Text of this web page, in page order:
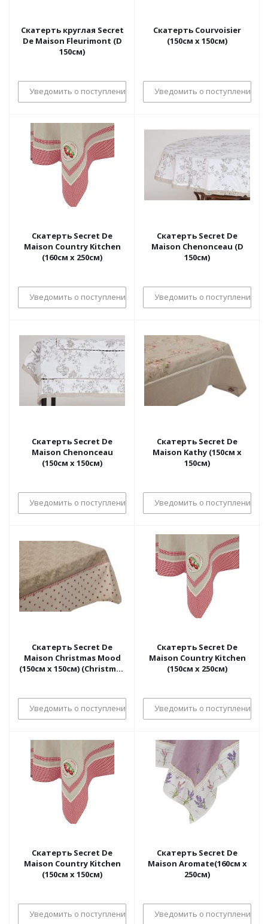
Скатерть круглая Secret
De Maison Fleurimont (D
150см)
Уведомить о поступлении
Скатерть Courvoisier
(150см х 150см)
Уведомить о поступлении
Скатерть Secret De
Maison Country Kitchen
(160см х 250см)
Уведомить о поступлении
Скатерть Secret De
Maison Chenonceau (D
150см)
Уведомить о поступлении
Скатерть Secret De
Maison Chenonceau
(150см х 150см)
Уведомить о поступлении
Скатерть Secret De
Maison Kathy (150см х
150см)
Уведомить о поступлении
Скатерть Secret De
Maison Christmas Mood
(150см х 150см) (Christmas
Уведомить о поступлении
Скатерть Secret De
Maison Country Kitchen
(150см х 250см)
Уведомить о поступлении
Скатерть Secret De
Maison Country Kitchen
(150см х 150см)
Уведомить о поступлении
Скатерть Secret De
Maison Aromate(160см х
250см)
Уведомить о поступлении